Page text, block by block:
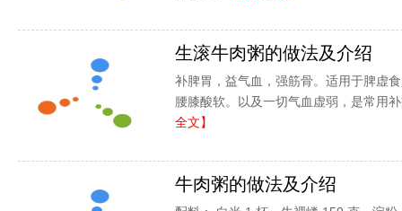
生滚牛肉粥的做法及介绍
补脾胃，益气血，强筋骨。适用于脾虚
腰膝酸软。以及一切气血虚弱，是常用
全文】
牛肉粥的做法及介绍